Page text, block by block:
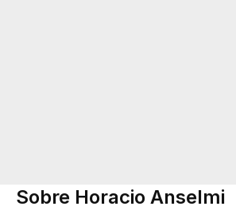
Sobre Horacio Anselmi